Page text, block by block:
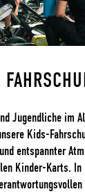
Jugendliche im
Kids-
entspannter
Kinder-Karts. In